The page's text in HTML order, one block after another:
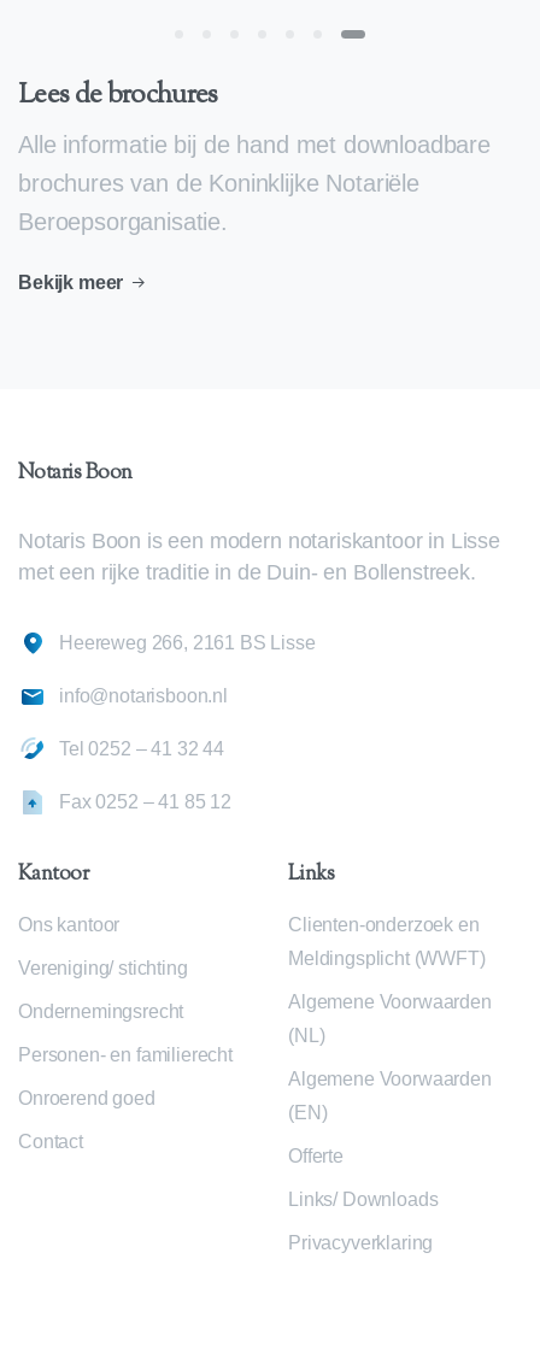
Lees de brochures
Alle informatie bij de hand met downloadbare
brochures van de Koninklijke Notariële
Beroepsorganisatie.
Bekijk meer
NotarisBoon
Notaris Boon is een modern notariskantoor in Lisse
met een rijke traditie in de Duin- en Bollenstreek.
Heereweg 266, 2161 BS Lisse
info@notarisboon.nl
Tel 0252 – 41 32 44
Fax 0252 – 41 85 12
Kantoor
Ons kantoor
Vereniging/ stichting
Ondernemingsrecht
Personen- en familierecht
Onroerend goed
Contact
Links
Clienten-onderzoek en
Meldingsplicht (WWFT)
Algemene Voorwaarden
(NL)
Algemene Voorwaarden
(EN)
Offerte
Links/ Downloads
Privacyverklaring